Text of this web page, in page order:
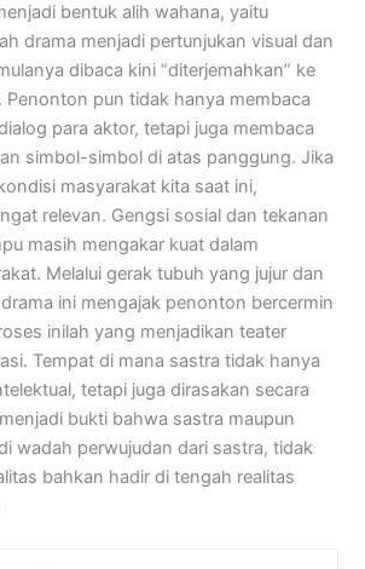
bentuk alih wahana, yaitu
drama menjadi pertunjukan visual dan
dibaca kini “diterjemahkan” ke
Penonton pun tidak hanya membaca
para aktor, tetapi juga membaca
simbol-simbol di atas panggung. Jika
masyarakat kita saat ini,
relevan. Gengsi sosial dan tekanan
masih mengakar kuat dalam
Melalui gerak tubuh yang jujur dan
ini mengajak penonton bercermin
inilah yang menjadikan teater
Tempat di mana sastra tidak hanya
tetapi juga dirasakan secara
bukti bahwa sastra maupun
wadah perwujudan dari sastra, tidak
bahkan hadir di tengah realitas